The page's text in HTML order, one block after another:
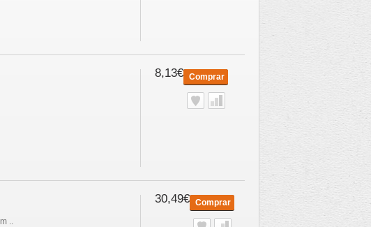
8,13€ Comprar
30,49€ Comprar
..